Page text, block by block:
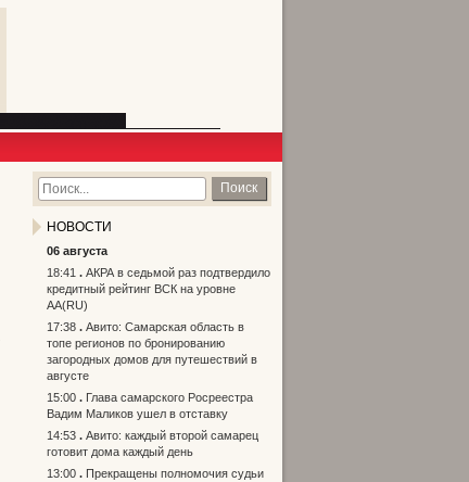
Поиск
НОВОСТИ
06 августа
18:41
АКРА в седьмой раз подтвердило
кредитный рейтинг ВСК на уровне
АА(RU)
17:38
Авито: Самарская область в
топе регионов по бронированию
загородных домов для путешествий в
августе
15:00
Глава самарского Росреестра
Вадим Маликов ушел в отставку
14:53
Авито: каждый второй самарец
готовит дома каждый день
13:00
Прекращены полномочия судьи